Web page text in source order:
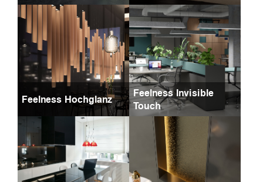
Feelness Hochglanz
Feelness Invisible
Touch